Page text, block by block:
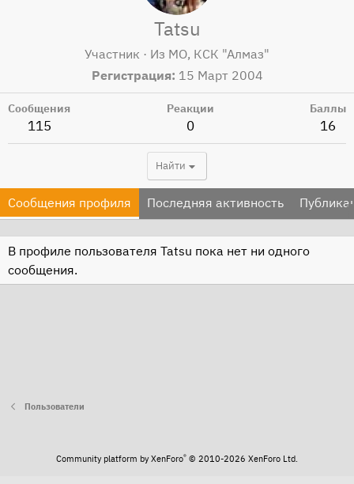
Tatsu
Участник · Из МО, КСК "Алмаз"
Регистрация 15 Март 2004
Сообщения
115
Реакции
0
Баллы
16
Найти
Сообщения профиля Последняя активность
В профиле пользователя Tatsu пока нет ни одного
сообщения.
Пользователи
Community platform by XenForo® © 2010-2026 XenForo Ltd.